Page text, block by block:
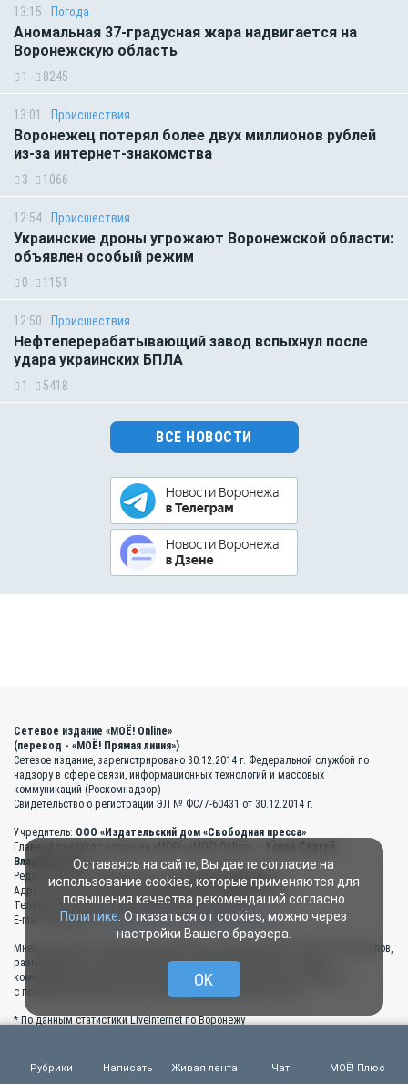
13:15 Погода
Аномальная 37-градусная жара надвигается на
Воронежскую область
1 8245
13:01 Происшествия
Воронежец потерял более двух миллионов рублей
из-за интернет-знакомства
3 1066
12:54 Происшествия
Украинские дроны угрожают Воронежской области:
объявлен особый режим
0 1151
12:50 Происшествия
Нефтеперерабатывающий завод вспыхнул после
удара украинских БПЛА
1 5418
ВСЕ НОВОСТИ
Сетевое издание «МОЁ! Online»
(перевод - «МОЁ! Прямая линия»)
Сетевое издание, зарегистрировано 30.12.2014 г. Федеральной службой по
надзору в сфере связи, информационных технологий и массовых
коммуникаций (Роскомнадзор)
Свидетельство о регистрации ЭЛ № ФС77-60431 от 30.12.2014 г.
Учредитель: ООО «Издательский дом «Свободная пресса»
Главный редактор редакции «МОЁ!»-«МОЁ! Online» — Усков Сергей
Владимирович
Редактор сайта «МОЁ! Online» —Екатерина Коваленко
Адрес редакции:
394049 г. Воронеж, ул. Л.Рябцевой, 54
Телефоны редакции:(473) 267-94-00, 264-93-98
E-mail редакции: web@moe-online.ruиmoe@moe-online.ru
Мнения авторов статей, опубликованных на портале «МОЁ! Online», материалов,
размещённых в разделах «Мнения», «Народные новости», а также
комментариев пользователей к материалам сайта могут не совпадать
с позицией редакции газеты «МОЁ!» и портала «МОЁ! Online».
* По данным статистики Liveinternet по Воронежу
online.ru
Рубрики Написать Живая лента Чат МОЁ! Плюс
Оставаясь на сайте, Вы даете согласие на
использование cookies, которые применяются для
повышения качества рекомендаций согласно
Политике . Отказаться от cookies, можно через
настройки Вашего браузера.
OK